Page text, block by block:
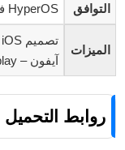
التوافق HyperOS فقط
الميزات
آيفون – Always-on Display
روابط التحميل